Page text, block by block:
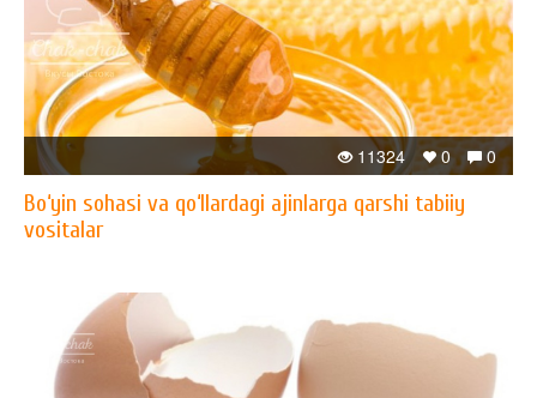
0
0
11324
Bo‘yin sohasi va qo‘llardagi ajinlarga qarshi tabiiy
vositalar